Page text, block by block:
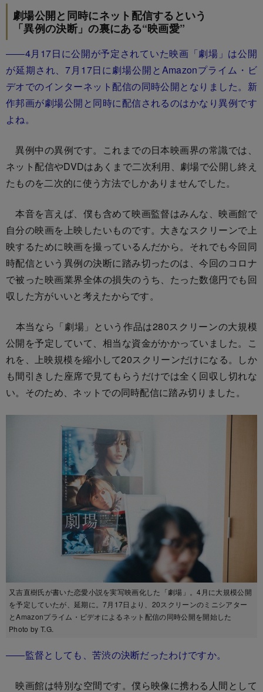
劇場公開と同時にネット配信するという
「異例の決断」の裏にある“映画愛”
――4月17日に公開が予定されていた映画「劇場」は公開
が延期され、7月17日に劇場公開とAmazonプライム・ビ
デオでのインターネット配信の同時公開となりました。新
作邦画が劇場公開と同時に配信されるのはかなり異例です
よね。
異例中の異例です。これまでの日本映画界の常識では、
ネット配信やDVDはあくまで二次利用、劇場で公開し終え
たものを二次的に使う方法でしかありませんでした。
本音を言えば、僕も含めて映画監督はみんな、映画館で
自分の映画を上映したいものです。大きなスクリーンで上
映するために映画を撮っているんだから。それでも今回同
時配信という異例の決断に踏み切ったのは、今回のコロナ
で被った映画業界全体の損失のうち、たった数億円でも回
収した方がいいと考えたからです。
本当なら「劇場」という作品は280スクリーンの大規模
公開を予定していて、相当な資金がかかっていました。こ
れを、上映規模を縮小して20スクリーンだけになる。しか
も間引きした座席で見てもらうだけでは全く回収し切れな
い。そのため、ネットでの同時配信に踏み切りました。
又吉直樹氏が書いた恋愛小説を実写映画化した「劇場」。4月に大規模公開
を予定していたが、延期に。7月17日より、20スクリーンのミニシアター
とAmazonプライム・ビデオによるネット配信の同時公開を開始した
Photo by T.G.
――監督としても、苦渋の決断だったわけですか。
映画館は特別な空間です。僕ら映像に携わる人間として